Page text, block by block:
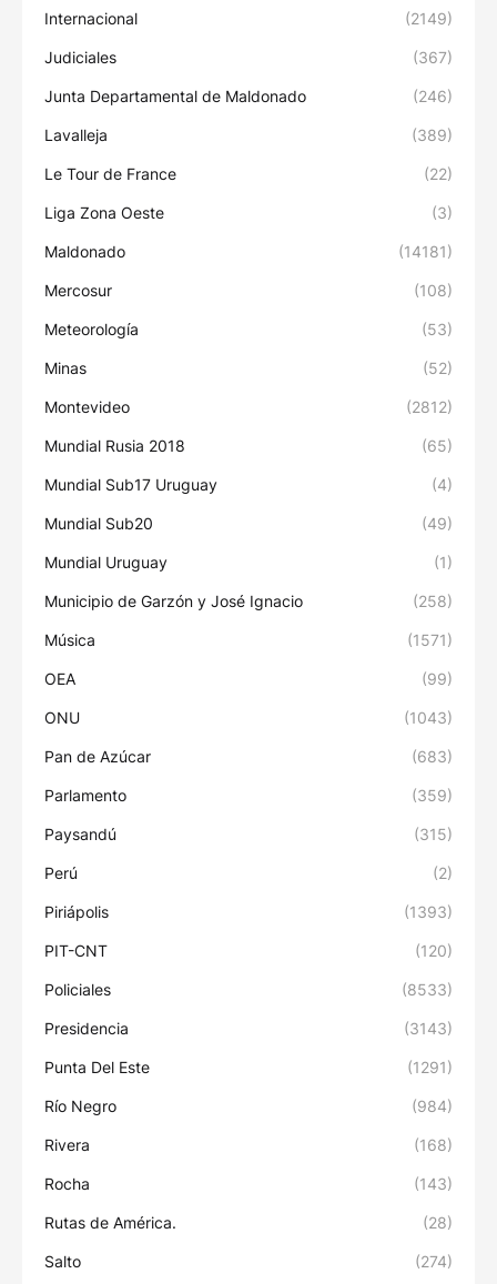
Internacional (2149)
Judiciales (367)
Junta Departamental de Maldonado (246)
Lavalleja (389)
Le Tour de France (22)
Liga Zona Oeste (3)
Maldonado (14181)
Mercosur (108)
Meteorología (53)
Minas (52)
Montevideo (2812)
Mundial Rusia 2018 (65)
Mundial Sub17 Uruguay (4)
Mundial Sub20 (49)
Mundial Uruguay (1)
Municipio de Garzón y José Ignacio (258)
Música (1571)
OEA (99)
ONU (1043)
Pan de Azúcar (683)
Parlamento (359)
Paysandú (315)
Perú (2)
Piriápolis (1393)
PIT-CNT (120)
Policiales (8533)
Presidencia (3143)
Punta Del Este (1291)
Río Negro (984)
Rivera (168)
Rocha (143)
Rutas de América. (28)
Salto (274)